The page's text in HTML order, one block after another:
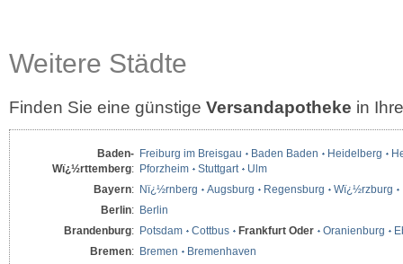
Weitere Städte
Finden Sie eine günstige Versandapotheke in
Baden-
Wï¿½rttemberg:
Freiburg im Breisgau Baden Baden Heidelberg
Pforzheim
Stuttgart
Ulm
Bayern: Nï¿½rnberg Augsburg Regensburg Wï¿½rzburg
Berlin: Berlin
Brandenburg: Potsdam Cottbus Frankfurt Oder Oranienburg
Bremen: Bremen
Bremenhaven